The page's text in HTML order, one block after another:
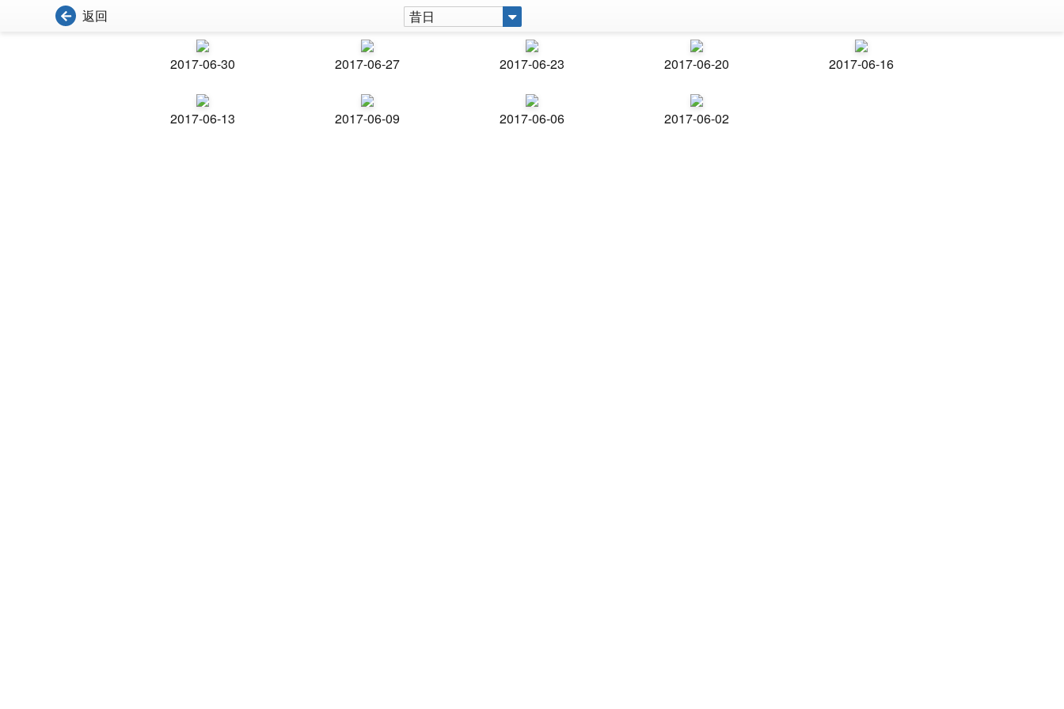
返回 昔日
2017-06-30 2017-06-27 2017-06-23 2017-06-20 2017-06-16
2017-06-13 2017-06-09 2017-06-06 2017-06-02